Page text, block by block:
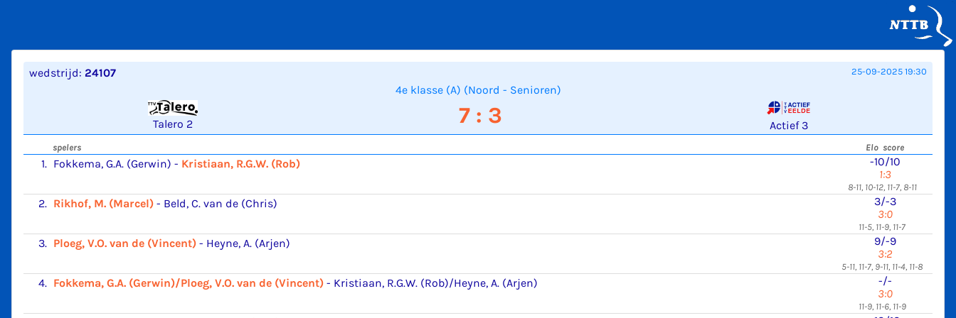
wedstrijd: 24107 25-09-2025 19:30
4e klasse (A) (Noord - Senioren)
Talero 2 7 : 3 Actief 3
spelers Elo score
1. Fokkema, G.A. (Gerwin) - Kristiaan, R.G.W. (Rob)
-10/10
1:3
8-11, 10-12, 11-7, 8-11
2. Rikhof, M. (Marcel) - Beld, C. van de (Chris)
3/-3
3:0
11-5, 11-9, 11-7
3. Ploeg, V.O. van de (Vincent) - Heyne, A. (Arjen)
9/-9
3:2
5-11, 11-7, 9-11, 11-4, 11-8
4. Fokkema, G.A. (Gerwin)/Ploeg, V.O. van de (Vincent) - Kristiaan, R.G.W. (Rob)/Heyne, A. (Arjen)
-/-
3:0
11-9, 11-6, 11-9